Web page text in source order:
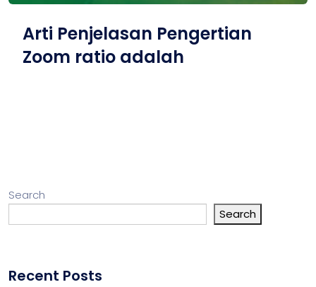
Arti Penjelasan Pengertian
Zoom ratio adalah
Search
Search
Recent Posts